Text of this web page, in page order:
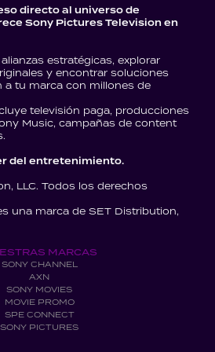
directo al universo de
Sony Pictures Television en
estratégicas, explorar
y encontrar soluciones
a tu marca con millones de
televisión paga, producciones
Music, campañas de content
del entretenimiento.
LLC. Todos los derechos
una marca de SET Distribution,
MARCAS
SONY CHANNEL
AXN
SONY MOVIES
MOVIE PROMO
SPE CONNECT
SONY PICTURES